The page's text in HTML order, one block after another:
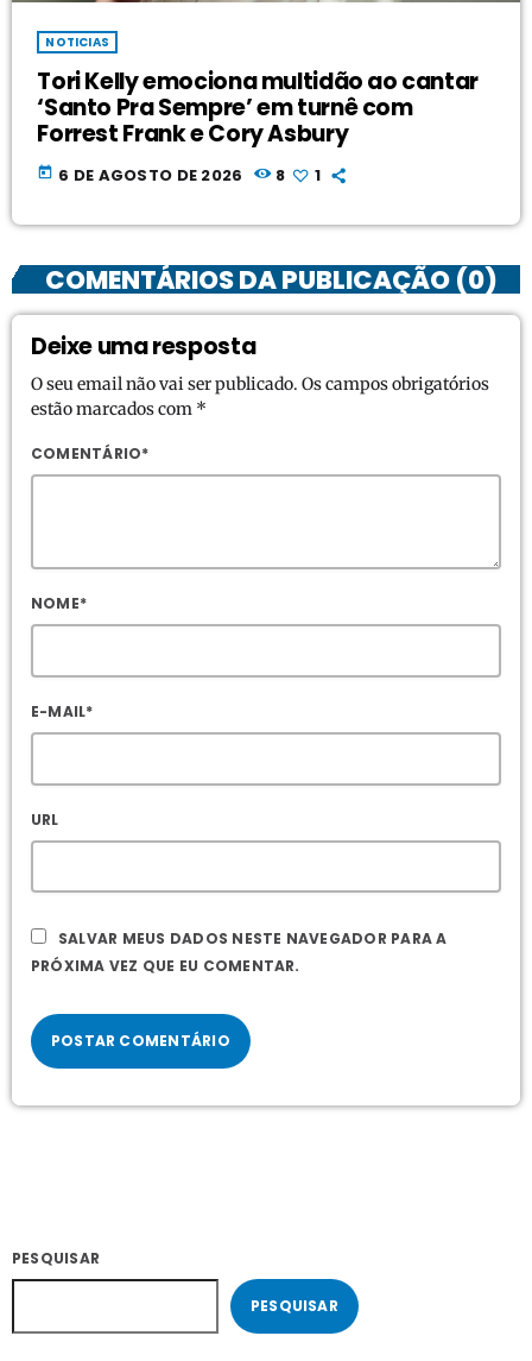
NOTICIAS
Tori Kelly emociona multidão ao cantar
‘Santo Pra Sempre’ em turnê com
Forrest Frank e Cory Asbury
today 6 DE AGOSTO DE 2026 8 1
COMENTÁRIOS DA PUBLICAÇÃO (0)
Deixe uma resposta
O seu email não vai ser publicado. Os campos obrigatórios
estão marcados com *
COMENTÁRIO*
NOME*
E-MAIL*
URL
SALVAR MEUS DADOS NESTE NAVEGADOR PARA A
PRÓXIMA VEZ QUE EU COMENTAR.
PESQUISAR
PESQUISAR